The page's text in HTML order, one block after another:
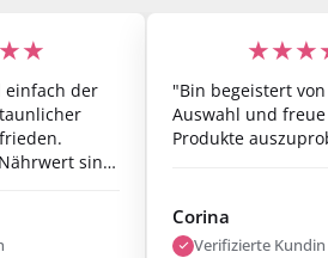
einfach der
sind
Woche
"Bin begeistert
Auswahl und
Produkte
Corina
Verifizierte Kundin